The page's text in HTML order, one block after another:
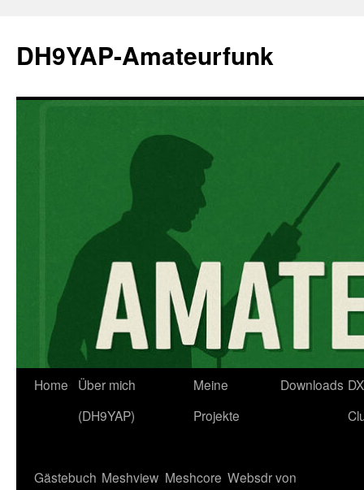
springen
DH9YAP-Amateurfunk
Home
Über mich
(DH9YAP)
Meine
Projekte
Downloads DX
Gästebuch Meshview Meshcore Websdr von